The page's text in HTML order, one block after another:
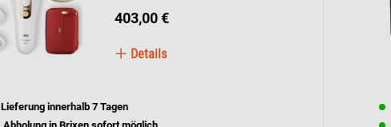
Hause. Er arbeitet
kabelgebunden, bietet bis zu
die Skin Pro 2.0 Technologie mit
Präzisionsaufsatz sowie
403,00 €
Details
Lieferung innerhalb 7 Tagen